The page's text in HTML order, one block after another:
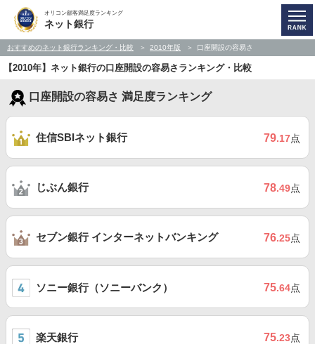
オリコン顧客満足度ランキング
ネット銀行
おすすめのネット銀行ランキング・比較 2010年版 口座開設の容易さ
【2010年】ネット銀行の口座開設の容易さランキング・比較
口座開設の容易さ 満足度ランキング
住信SBIネット銀行 79.17点
じぶん銀行 78.49点
セブン銀行 インターネットバンキング 76.25点
ソニー銀行（ソニーバンク） 75.64点
楽天銀行 75.23点